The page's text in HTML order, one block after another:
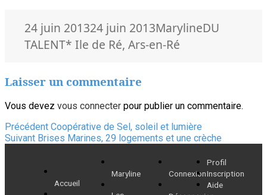
Publié
le
24 juin 201324 juin 2013Auteur
MarylineCatégories
DU
TALENTMots-
* Ile de Ré,Ars-en-Ré
Laisser un commentaire
Vous devez vous connecter pour publier un commentaire.
Navigation
de
l’article
Précédent Article
précédent :
Coopérative de Sel, soleil et lumière
Suivant Article
Brises Marines, 29 logements et une crèche
Accueil
Maryline Connexion
Profil
Inscription
Aide